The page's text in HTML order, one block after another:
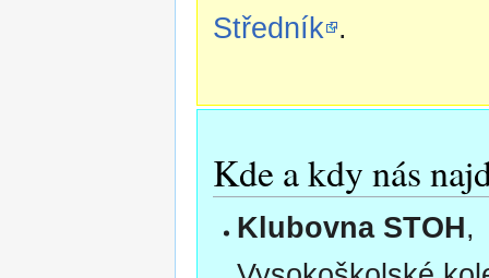
Středník .
Kde a kdy nás
Klubovna STOH,